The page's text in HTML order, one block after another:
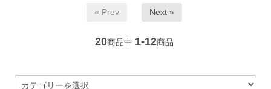
« Prev Next »
20商品中 1-12商品